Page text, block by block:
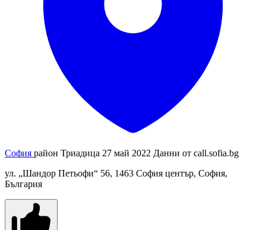
София район Триадица 27 май 2022 Данни от call.sofia.bg
ул. „Шандор Петьофи“ 56, 1463 София център, София,
България